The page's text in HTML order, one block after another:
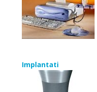
Implantati